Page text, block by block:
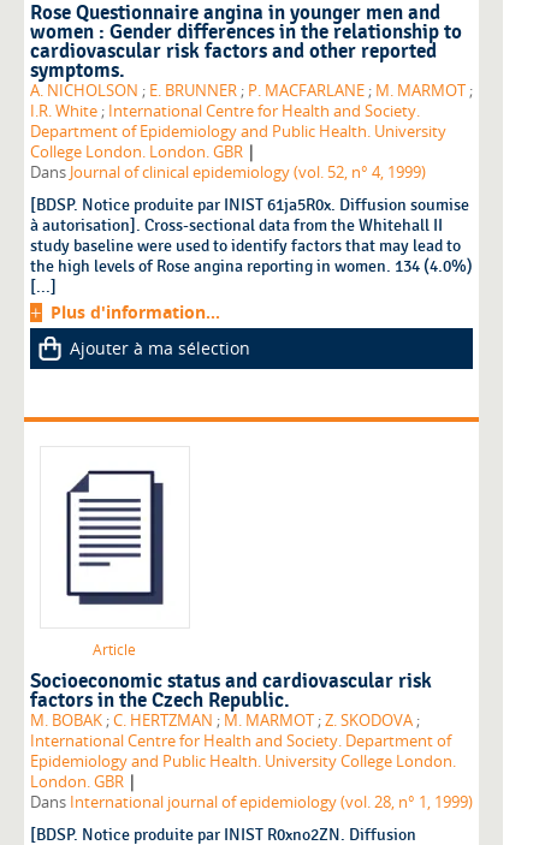
Rose Questionnaire angina in younger men and
women : Gender differences in the relationship to
cardiovascular risk factors and other reported
symptoms.
A. NICHOLSON ; E. BRUNNER ; P. MACFARLANE ; M. MARMOT ;
I.R. White ; International Centre for Health and Society.
Department of Epidemiology and Public Health. University
College London. London. GBR |
Dans Journal of clinical epidemiology (vol. 52, n° 4, 1999)
[BDSP. Notice produite par INIST 61ja5R0x. Diffusion soumise
à autorisation]. Cross-sectional data from the Whitehall II
study baseline were used to identify factors that may lead to
the high levels of Rose angina reporting in women. 134 (4.0%)
[...]
Plus d'information...
Ajouter à ma sélection
Article
Socioeconomic status and cardiovascular risk
factors in the Czech Republic.
M. BOBAK ;C. HERTZMAN ; M. MARMOT ;Z. SKODOVA ;
International Centre for Health and Society. Department of
Epidemiology and Public Health. University College London.
London. GBR |
Dans International journal of epidemiology (vol. 28, n° 1, 1999)
[BDSP. Notice produite par INIST R0xno2ZN. Diffusion